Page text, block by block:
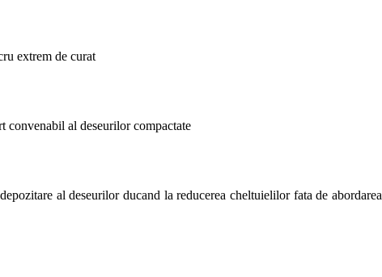
extrem de curat
convenabil al deseurilor compactate
al deseurilor ducand la reducerea cheltuielilor fata de abordarea